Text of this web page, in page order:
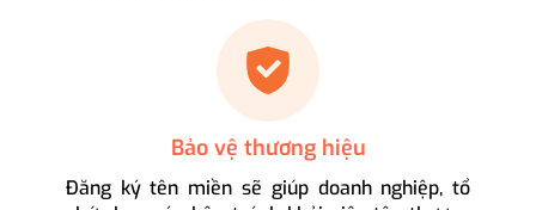
Bảo vệ thương hiệu
Đăng ký tên miền sẽ giúp doanh nghiệp, tổ